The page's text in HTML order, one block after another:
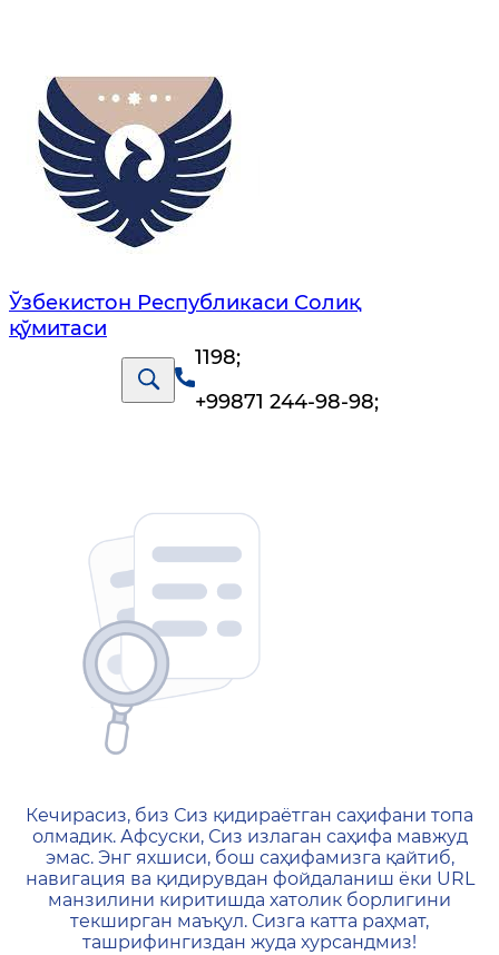
Ўзбекистон Республикаси Солиқ
қўмитаси
1198;
+99871 244-98-98;
404 — Страница не
Кечирасиз, биз Сиз қидираётган саҳифани топа
олмадик. Афсуски, Сиз излаган саҳифа мавжуд
эмас. Энг яхшиси, бош саҳифамизга қайтиб,
навигация ва қидирувдан фойдаланиш ёки URL
манзилини киритишда хатолик борлигини
текширган маъқул. Сизга катта раҳмат,
ташрифингиздан жуда хурсандмиз!